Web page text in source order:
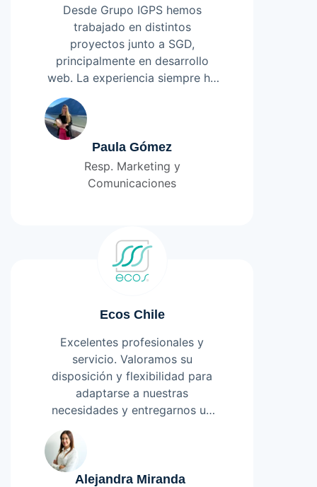
Desde Grupo IGPS hemos
trabajado en distintos
proyectos junto a SGD,
principalmente en desarrollo
web. La experiencia siempre ha
sido muy positiva y de alto
nivel, reflejando claramente su
crecimiento profesional a lo
largo del tiempo. Destacamos
especialmente su
acompañamiento constante, la
y clara, todas las veces que sea
necesario.
Leer más
Paula Gómez
Resp. Marketing y
Comunicaciones
Ecos Chile
Excelentes profesionales y
servicio. Valoramos su
disposición y flexibilidad para
adaptarse a nuestras
necesidades y entregarnos un
producto a la medida. Además,
destacamos la cercanía y
compromiso en todo el proceso
de implementación de nuestro
Leer más
Alejandra Miranda